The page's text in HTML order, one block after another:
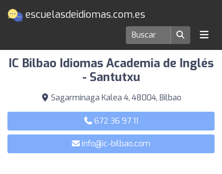
escuelasdeidiomas.com.es
Escuelas de idiomas en Bilbao
IC Bilbao Idiomas Academia de Inglés
- Santutxu
Sagarminaga Kalea 4, 48004, Bilbao
672 36 97 11
info@ic-bilbao.com